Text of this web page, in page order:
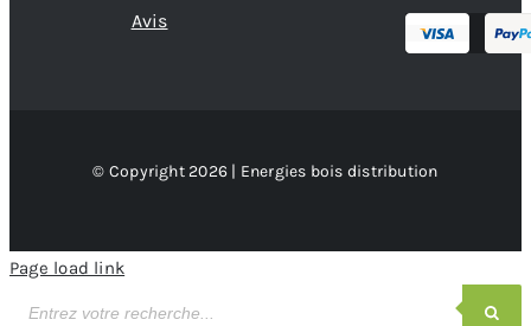
Avis
© Copyright 2026 | Energies bois distribution
Page load link
de